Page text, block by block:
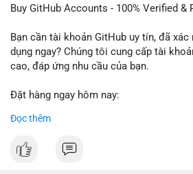
dịch vụ chuyên nghiệp!
#buytextnowaccounts #pva #textnow
Buy GitHub Accounts - 100% Verified &
Bạn cần tài khoản GitHub uy tín, đã
dụng ngay? Chúng tôi cung cấp tài
cao, đáp ứng nhu cầu của bạn.
Đặt hàng ngay hôm nay:
✅ Phản hồi trong 24 giờ
✅ WhatsApp: +1 (66
✅ Telegram: @localpvashop
Đọc thêm